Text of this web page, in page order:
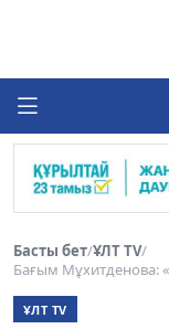
Басты бет/ҰЛТ TV/
Бағым Мұхитденова:
ҰЛТ TV